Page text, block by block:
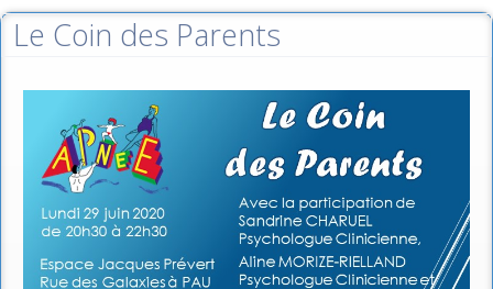
Le Coin des Parents